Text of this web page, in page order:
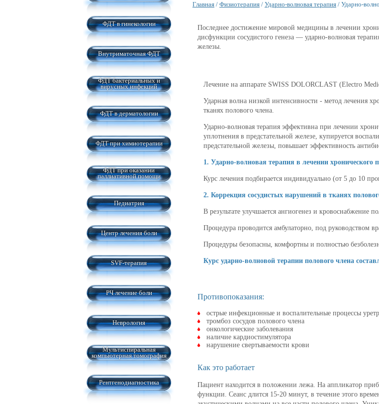
ФДТ в гинекологии
Внутриматочная ФДТ
ФДТ бактериальных и
вирусных инфекций
ФДТ в дерматологии
ФДТ при химиотерапии
ФДТ при оказании
паллиативной помощи
Педиатрия
Центр лечения боли
SVF-терапия
РЧ лечение боли
Неврология
Мультиспиральная
компьютерная томография
Рентгенодиагностика
Главная / Физиотерапия / Ударно-волновая терапия / Ударно-
Последнее достижение мировой медицины в лечении
дисфункции сосудистого генеза — ударно-волновая
железы.
Лечение на аппарате SWISS DOLORCLAST (Electro
Ударная волна низкой интенсивности - метод лечения
тканях полового члена.
Ударно-волновая терапия эффективна при лечении
уплотнения в предстательной железе, купируется
предстательной железы, повышает эффективность
1. Ударно-волновая терапия в лечении хронического
Курс лечения подбирается индивидуально (от 5 до 10
2. Коррекция сосудистых нарушений в тканях
В результате улучшается ангиогенез и кровоснабжение
Процедура проводится амбулаторно, под руководством
Процедуры безопасны, комфортны и полностью
Курс ударно-волновой терапии полового члена
Противопоказания:
острые инфекционные и воспалительные процессы
тромбоз сосудов полового члена
онкологические заболевания
наличие кардиостимулятора
нарушение свертываемости крови
Как это работает
Пациент находится в положении лежа. На аппликатор
функции. Сеанс длится 15-20 минут, в течение этого